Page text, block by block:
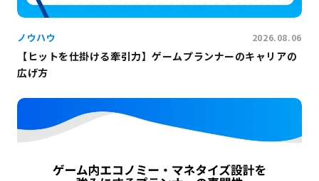
ノウハウ 2026.08.06
【ヒットを仕掛ける牽引力】ゲームプランナーのキャリアの
広げ方